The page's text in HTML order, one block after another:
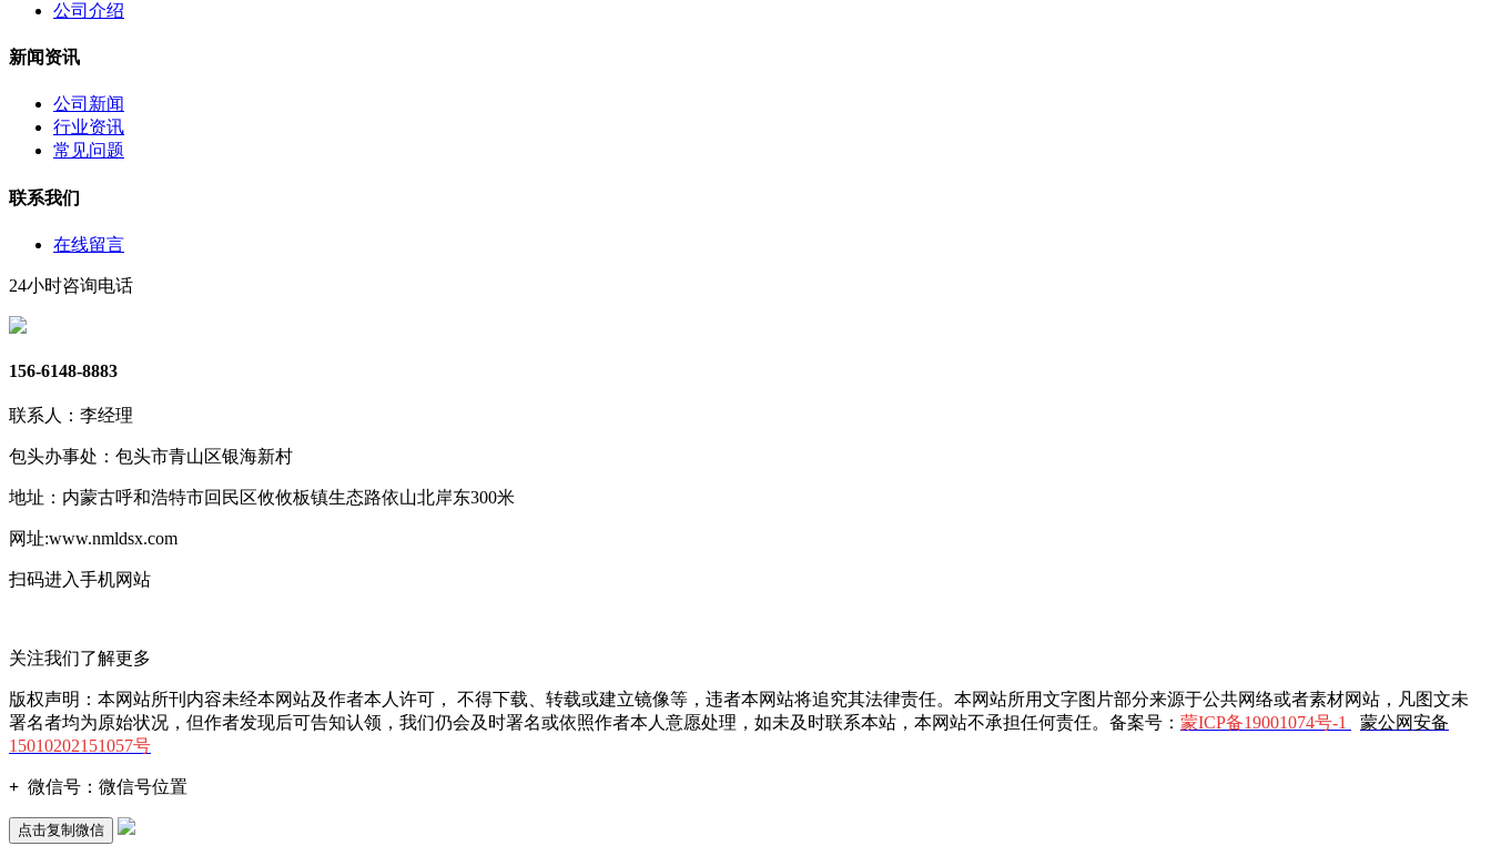
公司介绍
新闻资讯
公司新闻
行业资讯
常见问题
联系我们
在线留言
24小时咨询电话
156-6148-8883
联系人：李经理
包头办事处：包头市青山区银海新村
地址：内蒙古呼和浩特市回民区攸攸板镇生态路依山北岸东300米
网址:www.nmldsx.com
扫码进入手机网站
关注我们了解更多
版权声明：本网站所刊内容未经本网站及作者本人许可， 不得下载、转载或建立镜像等，违者本网站将追究其法律责任。本网站所用文字图片部分来源于公共网络或者素材网站，凡图文未
署名者均为原始状况，但作者发现后可告知认领，我们仍会及时署名或依照作者本人意愿处理，如未及时联系本站，本网站不承担任何责任。备案号： 蒙ICP备19001074号-1
蒙公网安备
15010202151057号
+ 微信号： 微信号位置
点击复制微信